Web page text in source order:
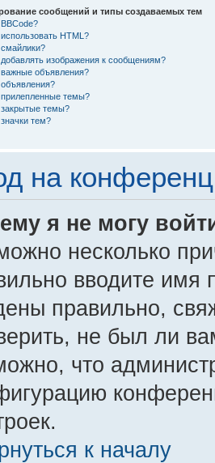
сообщений и типы создаваемых тем
HTML?
изображения к сообщениям?
важные объявления?
прилепленные темы?
закрытые темы?
тем?
на
я не могу
несколько
вводите имя
правильно,
не был ли
что
к началу